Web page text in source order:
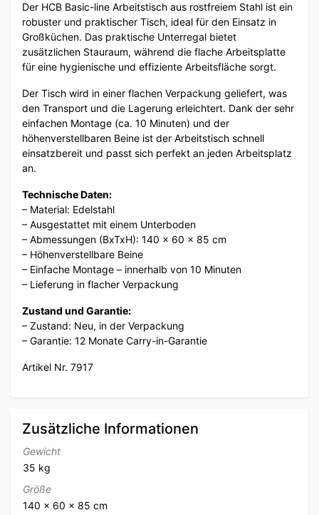
Der HCB Basic-line Arbeitstisch aus rostfreiem Stahl ist ein
robuster und praktischer Tisch, ideal für den Einsatz in
Großküchen. Das praktische Unterregal bietet
zusätzlichen Stauraum, während die flache Arbeitsplatte
für eine hygienische und effiziente Arbeitsfläche sorgt.
Der Tisch wird in einer flachen Verpackung geliefert, was
den Transport und die Lagerung erleichtert. Dank der sehr
einfachen Montage (ca. 10 Minuten) und der
höhenverstellbaren Beine ist der Arbeitstisch schnell
einsatzbereit und passt sich perfekt an jeden Arbeitsplatz
an.
Technische Daten:
– Material: Edelstahl
– Ausgestattet mit einem Unterboden
– Abmessungen (BxTxH): 140 x 60 x 85 cm
– Höhenverstellbare Beine
– Einfache Montage – innerhalb von 10 Minuten
– Lieferung in flacher Verpackung
Zustand und Garantie:
– Zustand: Neu, in der Verpackung
– Garantie: 12 Monate Carry-in-Garantie
Artikel Nr. 7917
Zusätzliche Informationen
Gewicht
35 kg
Größe
140 × 60 × 85 cm